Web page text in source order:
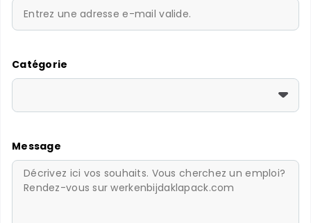
Catégorie
Message